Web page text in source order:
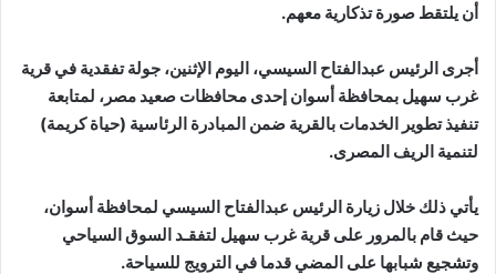
أن يلتقط صورة تذكارية معهم.
أجرى الرئيس عبدالفتاح السيسي، اليوم الإثنين، جولة تفقدية في قرية
غرب سهيل بمحافظة أسوان إحدى محافظات صعيد مصر، لمتابعة
تنفيذ تطوير الخدمات بالقرية ضمن المبادرة الرئاسية (حياة كريمة)
لتنمية الريف المصرى.
يأتي ذلك خلال زيارة الرئيس عبدالفتاح السيسي لمحافظة أسوان،
حيث قام بالمرور على قرية غرب سهيل لتفقـد السوق السياحي
وتشجيع شبابها على المضي قدما في الترويج للسياحة.